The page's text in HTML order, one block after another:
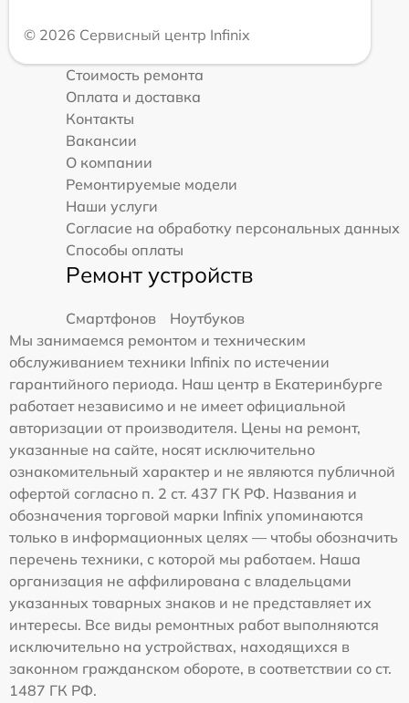
© 2026 Сервисный центр Infinix
Стоимость ремонта
Оплата и доставка
Контакты
Вакансии
О компании
Ремонтируемые модели
Наши услуги
Согласие на обработку персональных данных
Способы оплаты
Ремонт устройств
Смартфонов
Ноутбуков
Мы занимаемся ремонтом и техническим
обслуживанием техники Infinix по истечении
гарантийного периода. Наш центр в Екатеринбурге
работает независимо и не имеет официальной
авторизации от производителя. Цены на ремонт,
указанные на сайте, носят исключительно
ознакомительный характер и не являются публичной
офертой согласно п. 2 ст. 437 ГК РФ. Названия и
обозначения торговой марки Infinix упоминаются
только в информационных целях — чтобы обозначить
перечень техники, с которой мы работаем. Наша
организация не аффилирована с владельцами
указанных товарных знаков и не представляет их
интересы. Все виды ремонтных работ выполняются
исключительно на устройствах, находящихся в
законном гражданском обороте, в соответствии со ст.
1487 ГК РФ.